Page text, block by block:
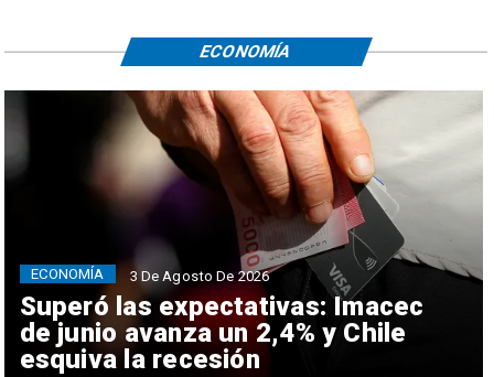
Superó las expectativas: Imacec
de junio avanza un 2,4% y Chile
esquiva la recesión
ECONOMÍA 3 De Agosto De 2026
ECONOMÍA